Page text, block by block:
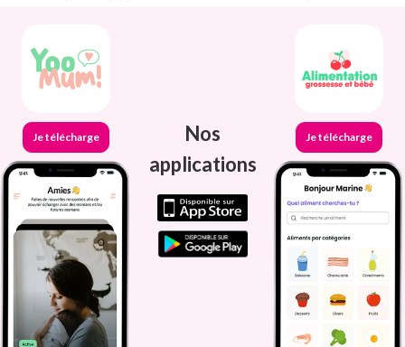
Je télécharge
Nos
applications
Je télécharge